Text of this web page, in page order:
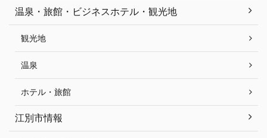
温泉・旅館・ビジネスホテル・観光地
観光地
温泉
ホテル・旅館
江別市情報